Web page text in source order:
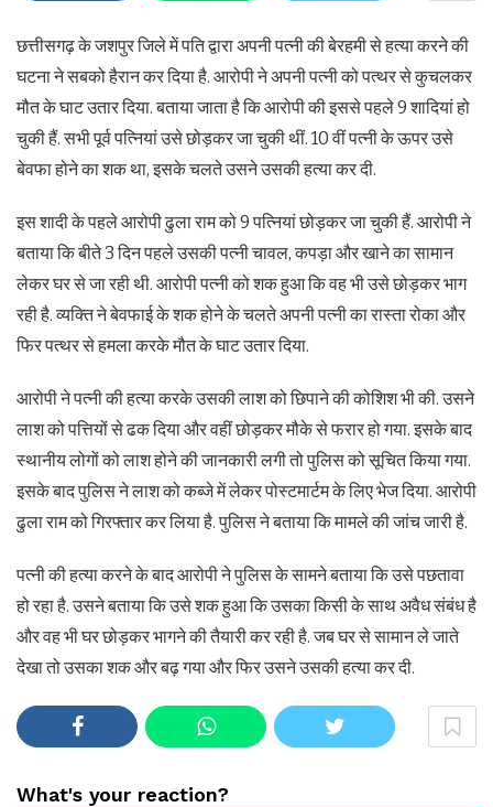
छत्तीसगढ़ के जशपुर जिले में पति द्वारा अपनी पत्नी की बेरहमी से हत्या करने की
घटना ने सबको हैरान कर दिया है. आरोपी ने अपनी पत्नी को पत्थर से कुचलकर
मौत के घाट उतार दिया. बताया जाता है कि आरोपी की इससे पहले 9 शादियां हो
चुकी हैं. सभी पूर्व पत्नियां उसे छोड़कर जा चुकी थीं. 10 वीं पत्नी के ऊपर उसे
बेवफा होने का शक था, इसके चलते उसने उसकी हत्या कर दी.
इस शादी के पहले आरोपी ढुला राम को 9 पत्नियां छोड़कर जा चुकी हैं. आरोपी ने
बताया कि बीते 3 दिन पहले उसकी पत्नी चावल, कपड़ा और खाने का सामान
लेकर घर से जा रही थी. आरोपी पत्नी को शक हुआ कि वह भी उसे छोड़कर भाग
रही है. व्यक्ति ने बेवफाई के शक होने के चलते अपनी पत्नी का रास्ता रोका और
फिर पत्थर से हमला करके मौत के घाट उतार दिया.
आरोपी ने पत्नी की हत्या करके उसकी लाश को छिपाने की कोशिश भी की. उसने
लाश को पत्तियों से ढक दिया और वहीं छोड़कर मौके से फरार हो गया. इसके बाद
स्थानीय लोगों को लाश होने की जानकारी लगी तो पुलिस को सूचित किया गया.
इसके बाद पुलिस ने लाश को कब्जे में लेकर पोस्टमार्टम के लिए भेज दिया. आरोपी
ढुला राम को गिरफ्तार कर लिया है. पुलिस ने बताया कि मामले की जांच जारी है.
पत्नी की हत्या करने के बाद आरोपी ने पुलिस के सामने बताया कि उसे पछतावा
हो रहा है. उसने बताया कि उसे शक हुआ कि उसका किसी के साथ अवैध संबंध है
और वह भी घर छोड़कर भागने की तैयारी कर रही है. जब घर से सामान ले जाते
देखा तो उसका शक और बढ़ गया और फिर उसने उसकी हत्या कर दी.
What's your reaction?